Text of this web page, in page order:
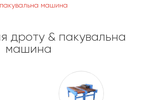
машина
дроту & пакувальна
машина